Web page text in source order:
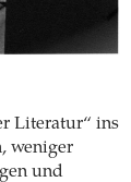
Literatur“ ins
weniger
und